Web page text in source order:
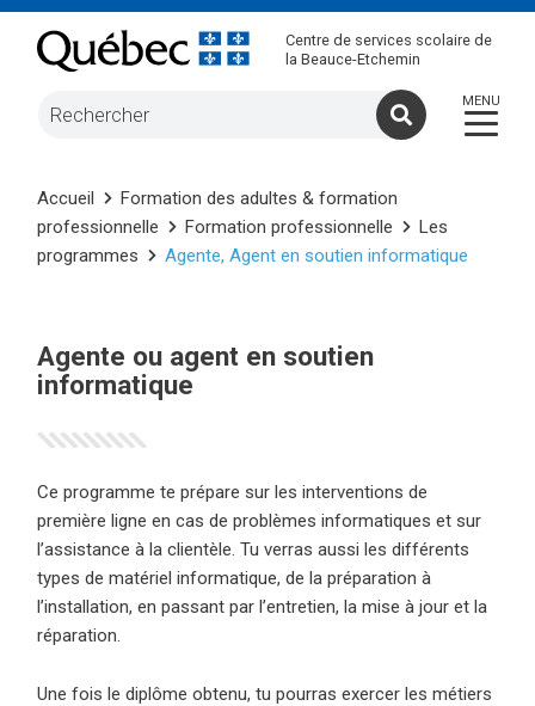
Centre de services scolaire de
la Beauce-Etchemin
Accueil
Formation des adultes & formation
professionnelle
Formation professionnelle
Les
programmes
Agente, Agent en soutien informatique
Agente ou agent en soutien
informatique
Ce programme te prépare sur les interventions de
première ligne en cas de problèmes informatiques et sur
l’assistance à la clientèle. Tu verras aussi les différents
types de matériel informatique, de la préparation à
l’installation, en passant par l’entretien, la mise à jour et la
réparation.
Une fois le diplôme obtenu, tu pourras exercer les métiers